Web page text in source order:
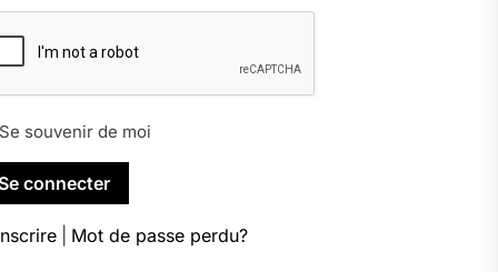
Se souvenir de moi
Mot de passe perdu?